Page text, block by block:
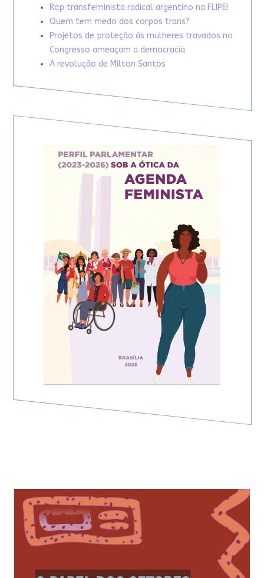
Rap transfeminista radical argentino na FLIPEI
Quem tem medo dos corpos trans?
Projetos de proteção às mulheres travados no
Congresso ameaçam a democracia
A revolução de Milton Santos